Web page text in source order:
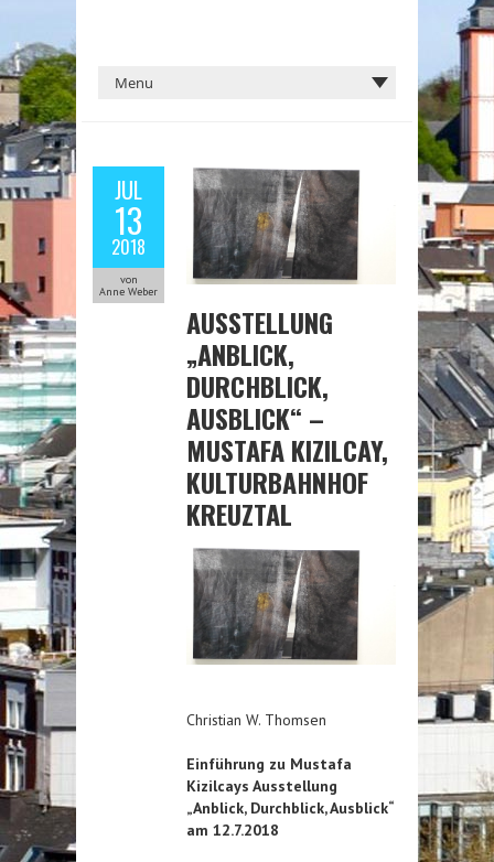
JUL
13
2018
von
Anne Weber
AUSSTELLUNG
„ANBLICK,
DURCHBLICK,
AUSBLICK“ –
MUSTAFA KIZILCAY,
KULTURBAHNHOF
KREUZTAL
Christian W. Thomsen
Einführung zu Mustafa
Kizilcays Ausstellung
„Anblick, Durchblick, Ausblick“
am 12.7.2018